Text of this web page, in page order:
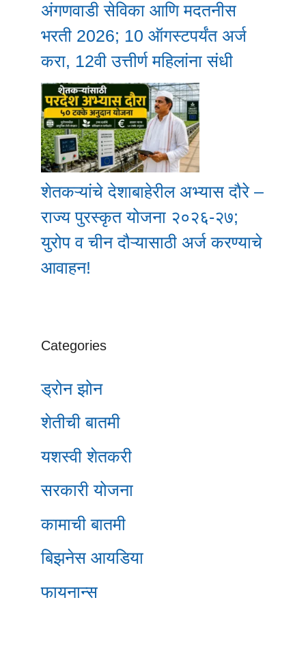
अंगणवाडी सेविका आणि मदतनीस
भरती 2026; 10 ऑगस्टपर्यंत अर्ज
करा, 12वी उत्तीर्ण महिलांना संधी
शेतकऱ्यांचे देशाबाहेरील अभ्यास दौरे –
राज्य पुरस्कृत योजना २०२६-२७;
युरोप व चीन दौऱ्यासाठी अर्ज करण्याचे
आवाहन!
Categories
ड्रोन झोन
शेतीची बातमी
यशस्वी शेतकरी
सरकारी योजना
कामाची बातमी
बिझनेस आयडिया
फायनान्स